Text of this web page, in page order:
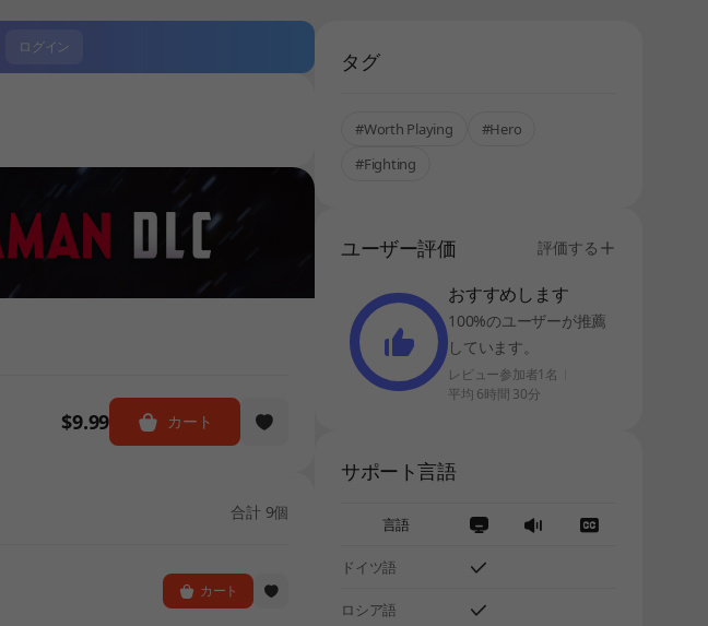
ログイン
$9.99 カート
合計 9個
カート
タグ
#Worth Playing
#Hero
#Fighting
ユーザー評価 評価する
おすすめします
100%のユーザーが推薦
しています。
レビュー参加者1名
平均 6時間 30分
サポート言語
言語
ドイツ語
ロシア語